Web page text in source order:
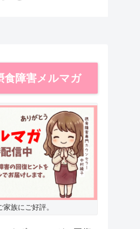
食障害メルマガ
家族にご好評。